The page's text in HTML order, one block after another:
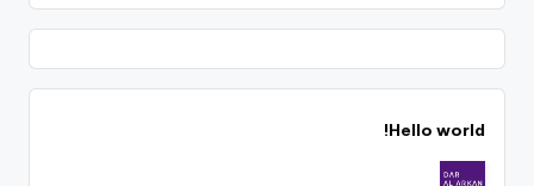
Hello world!